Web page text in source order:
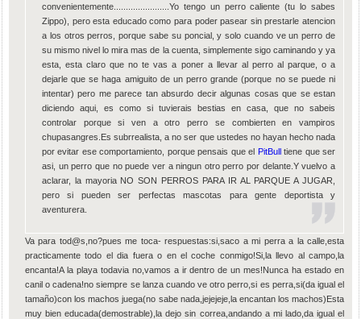
convenientemente.......................Yo tengo un perro caliente (tu lo sabes
Zippo), pero esta educado como para poder pasear sin prestarle atencion
a los otros perros, porque sabe su poncial, y solo cuando ve un perro de
su mismo nivel lo mira mas de la cuenta, simplemente sigo caminando y ya
esta, esta claro que no te vas a poner a llevar al perro al parque, o a
dejarle que se haga amiguito de un perro grande (porque no se puede ni
intentar) pero me parece tan absurdo decir algunas cosas que se estan
diciendo aqui, es como si tuvierais bestias en casa, que no sabeis
controlar porque si ven a otro perro se combierten en vampiros
chupasangres.Es subrrealista, a no ser que ustedes no hayan hecho nada
por evitar ese comportamiento, porque pensais que el PitBulltiene que ser
asi, un perro que no puede ver a ningun otro perro por delante.Y vuelvo a
aclarar, la mayoria NO SON PERROS PARA IR AL PARQUE A JUGAR,
pero si pueden ser perfectas mascotas para gente deportista y
aventurera.
Va para tod@s,no?pues me toca- respuestas:si,saco a mi perra a la calle,esta
practicamente todo el dia fuera o en el coche conmigo!Si,la llevo al campo,la
encanta!A la playa todavia no,vamos a ir dentro de un mes!Nunca ha estado en
canil o cadena!no siempre se lanza cuando ve otro perro,si es perra,si(da igual el
tamaño)con los machos juega(no sabe nada,jejejeje,la encantan los machos)Esta
muy bien educada(demostrable),la dejo sin correa,andando a mi lado,da igual el